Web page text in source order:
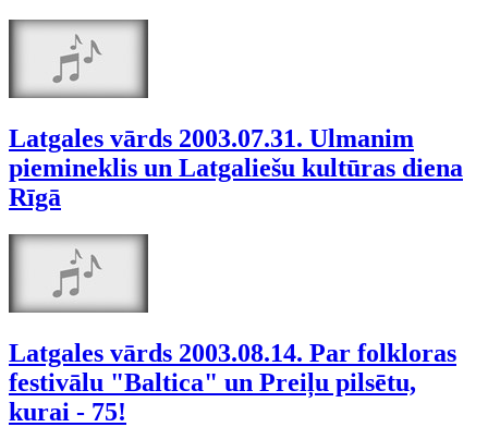
Latgales vārds 2003.07.31. Ulmanim
piemineklis un Latgaliešu kultūras diena
Rīgā
Latgales vārds 2003.08.14. Par folkloras
festivālu "Baltica" un Preiļu pilsētu,
kurai - 75!